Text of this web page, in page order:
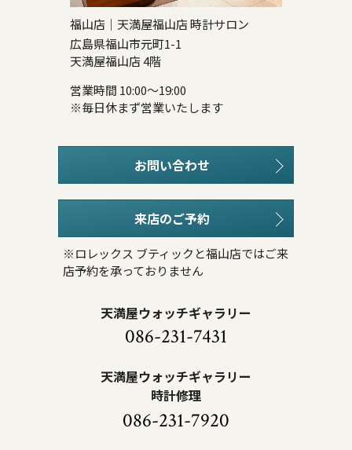
福山店｜天満屋福山店 時計サロン
広島県福山市元町1-1
天満屋福山店 4階
営業時間 10:00～19:00
※毎日休まず営業いたします
お問い合わせ
来店のご予約
※ロレックス ブティックと福山店ではご来
店予約を承っておりません
天満屋ウォッチギャラリー
086-231-7431
天満屋ウォッチギャラリー
時計修理
086-231-7920